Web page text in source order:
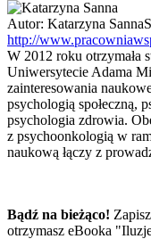
Autor: Katarzyna Sanna
http://
W 2012 roku otrzymała
Uniwersytecie Adama
zainteresowania
psychologią społeczną,
psychologia zdrowia.
z psychoonkologią w
naukową łączy z
Bądź na bieżąco!
otrzymasz eBooka